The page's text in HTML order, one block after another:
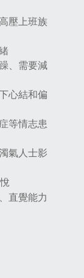
壓上班族
、需要減
心結和偏
等情志患
氣人士影
直覺能力